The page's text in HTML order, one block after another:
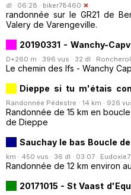
dl · 06:28 · biker78460
randonnée sur le GR21 de
Valery de Varengeville.
20190331 - Wanchy-
D+260 m · 396 vus · 32 dl ·
Le chemin des Ifs - Wanchy
Dieppe si tu m'étais
Randonnée Pédestre · 14 km · 926
Randonnée de 15 km en
de Dieppe
Sauchay le bas Boucle de
km · 450 vus · 36 dl · 03:07 ·
Randonnée de 12 km environ
20171015 - St Vaast